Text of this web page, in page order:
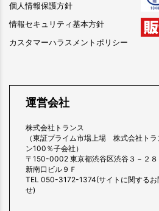
個人情報保護方針
情報セキュリティ基本方針
カスタマーハラスメントポリシー
運営会社
株式会社トランス
（東証プライム市場上場 株式会社トラ
ン100％子会社）
〒150-0002 東京都渋谷区渋谷３－２８
新南口ビル９Ｆ
TEL 050-3172-1374(サイトに関するお
せ)